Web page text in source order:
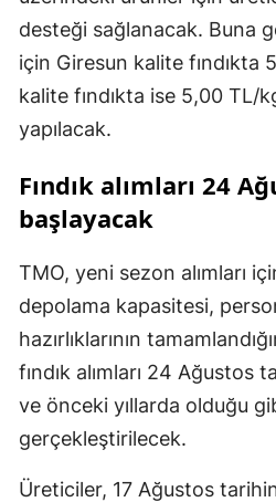
desteği sağlanacak. Buna
için Giresun kalite fındıkta
kalite fındıkta ise 5,00 TL/
yapılacak.
Fındık alımları 24
başlayacak
TMO, yeni sezon alımları
depolama kapasitesi,
hazırlıklarının
fındık alımları 24 Ağustos
ve önceki yıllarda olduğu
gerçekleştirilecek.
Üreticiler, 17 Ağustos